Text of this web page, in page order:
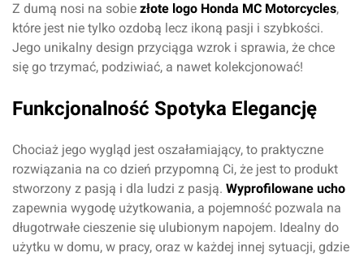
Z dumą nosi na sobie złote logo Honda MC Motorcycles,
które jest nie tylko ozdobą lecz ikoną pasji i szybkości.
Jego unikalny design przyciąga wzrok i sprawia, że chce
się go trzymać, podziwiać, a nawet kolekcjonować!
Funkcjonalność Spotyka Elegancję
Chociaż jego wygląd jest oszałamiający, to praktyczne
rozwiązania na co dzień przypomną Ci, że jest to produkt
stworzony z pasją i dla ludzi z pasją. Wyprofilowane ucho
zapewnia wygodę użytkowania, a pojemność pozwala na
długotrwałe cieszenie się ulubionym napojem. Idealny do
użytku w domu, w pracy, oraz w każdej innej sytuacji, gdzie